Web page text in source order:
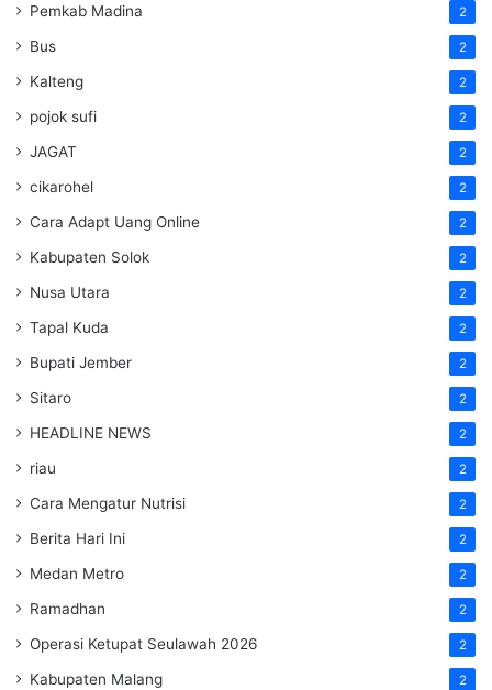
Pemkab Madina 2
Bus 2
Kalteng 2
pojok sufi 2
JAGAT 2
cikarohel 2
Cara Adapt Uang Online 2
Kabupaten Solok 2
Nusa Utara 2
Tapal Kuda 2
Bupati Jember 2
Sitaro 2
HEADLINE NEWS 2
riau 2
Cara Mengatur Nutrisi 2
Berita Hari Ini 2
Medan Metro 2
Ramadhan 2
Operasi Ketupat Seulawah 2026 2
Kabupaten Malang 2